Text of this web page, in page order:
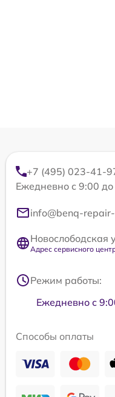
+7 (495) 023-41-
Ежедневно с 9:00
info@benq-
Новослободская
Адрес сервисного
Режим работы:
Ежедневно с
Способы оплаты